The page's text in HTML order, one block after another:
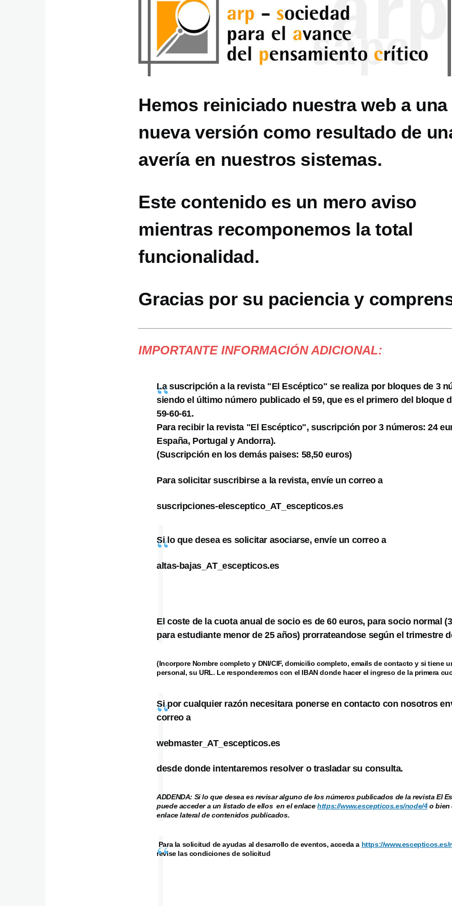
Hemos reiniciado nuestra web a una
nueva versión como resultado de
avería en nuestros sistemas.
Este contenido es un mero aviso
mientras recomponemos la total
funcionalidad.
Gracias por su paciencia y
IMPORTANTE INFORMACIÓN ADICIONAL:
La suscripción a la revista "El Escéptico" se realiza por bloques de 3
siendo el último número publicado el 59, que es el primero del bloque
59-60-61.
Para recibir la revista "El Escéptico", suscripción por 3 números: 24
España, Portugal y Andorra).
(Suscripción en los demás paises: 58,50 euros)
Para solicitar suscribirse a la revista, envíe un correo a
suscripciones-elesceptico_AT_escepticos.es
Si lo que desea es solicitar asociarse, envíe un correo a
altas-bajas_AT_escepticos.es
El coste de la cuota anual de socio es de 60 euros, para socio normal
para estudiante menor de 25 años) prorrateandose según el trimestre
(Incorpore Nombre completo y DNI/CIF, domicilio completo, emails de contacto y si tiene
personal, su URL. Le responderemos con el IBAN donde hacer el ingreso de la primera
Si por cualquier razón necesitara ponerse en contacto con nosotros
correo a
webmaster_AT_escepticos.es
desde donde intentaremos resolver o trasladar su consulta.
ADDENDA: Si lo que desea es revisar alguno de los números publicados de la revista El
puede acceder a un listado de ellos en el enlacehttps://www.escepticos.es/node/4o bien
enlace lateral de contenidos publicados.
Para la solicitud de ayudas al desarrollo de eventos, acceda a https://www.escepticos.es/
revise las condiciones de solicitud